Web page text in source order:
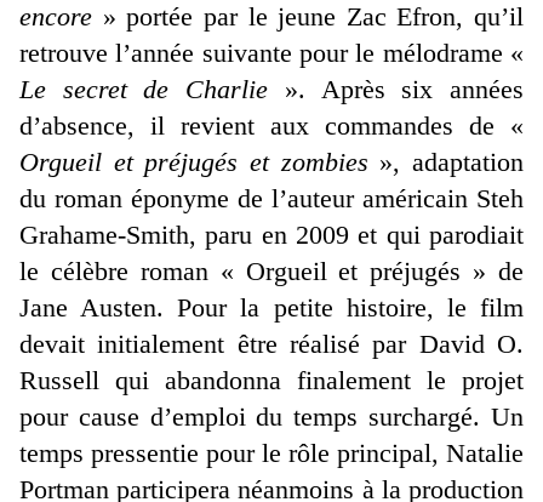
encore » portée par le jeune Zac Efron, qu’il
retrouve l’année suivante pour le mélodrame «
Le secret de Charlie ». Après six années
d’absence, il revient aux commandes de «
Orgueil et préjugés et zombies », adaptation
du roman éponyme de l’auteur américain Steh
Grahame-Smith, paru en 2009 et qui parodiait
le célèbre roman « Orgueil et préjugés » de
Jane Austen. Pour la petite histoire, le film
devait initialement être réalisé par David O.
Russell qui abandonna finalement le projet
pour cause d’emploi du temps surchargé. Un
temps pressentie pour le rôle principal, Natalie
Portman participera néanmoins à la production